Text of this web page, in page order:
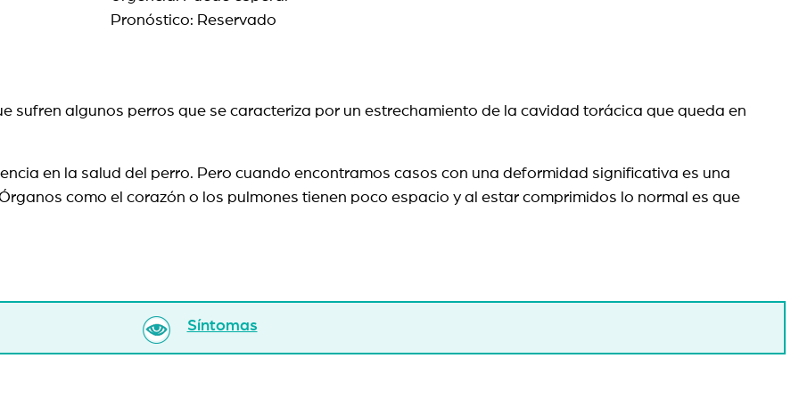
Pronóstico: Reservado
sufren algunos perros que se caracteriza por un estrechamiento de la cavidad torácica que queda en
en la salud del perro. Pero cuando encontramos casos con una deformidad significativa es una
como el corazón o los pulmones tienen poco espacio y al estar comprimidos lo normal es que
Síntomas